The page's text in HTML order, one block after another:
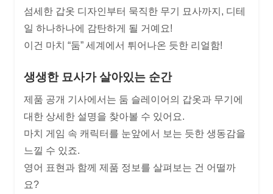
섬세한 갑옷 디자인부터 묵직한 무기 묘사까지, 디테
일 하나하나에 감탄하게 될 거예요!
이건 마치 “둠” 세계에서 튀어나온 듯한 리얼함!
생생한 묘사가 살아있는 순간
제품 공개 기사에서는 둠 슬레이어의 갑옷과 무기에
대한 상세한 설명을 찾아볼 수 있어요.
마치 게임 속 캐릭터를 눈앞에서 보는 듯한 생동감을
느낄 수 있죠.
영어 표현과 함께 제품 정보를 살펴보는 건 어떨까
요?